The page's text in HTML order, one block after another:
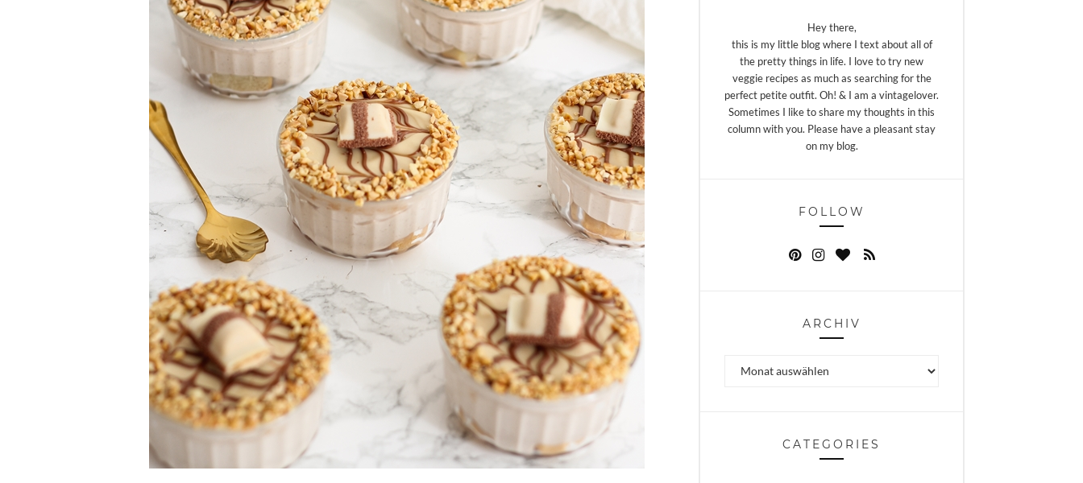
Hey there,
this is my little blog where I text about all of
the pretty things in life. I love to try new
veggie recipes as much as searching for the
perfect petite outfit. Oh! & I am a vintagelover.
Sometimes I like to share my thoughts in this
column with you. Please have a pleasant stay
on my blog.
FOLLOW
ARCHIV
CATEGORIES